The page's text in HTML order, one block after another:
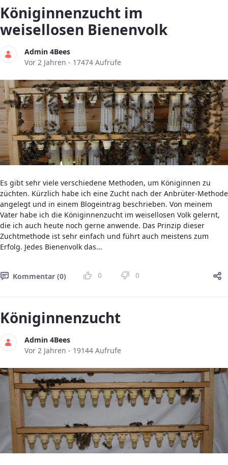
Königinnenzucht im
weisellosen Bienenvolk
Admin 4Bees
Publikationsdatum
Vor 2 Jahren - 17474 Aufrufe
Es gibt sehr viele verschiedene Methoden, um Königinnen zu
züchten. Kürzlich habe ich eine Zucht nach der Anbrüter-Methode
angelegt und in einem Blogeintrag beschrieben. Von meinem
Vater habe ich die Königinnenzucht im weisellosen Volk gelernt,
die ich auch heute noch gerne anwende. Das Prinzip dieser
Zuchtmethode ist sehr einfach und führt auch meistens zum
Erfolg. Jedes Bienenvolk das...
Kommentar (0) 0 0
Königinnenzucht
Admin 4Bees
Publikationsdatum
Vor 2 Jahren - 19144 Aufrufe